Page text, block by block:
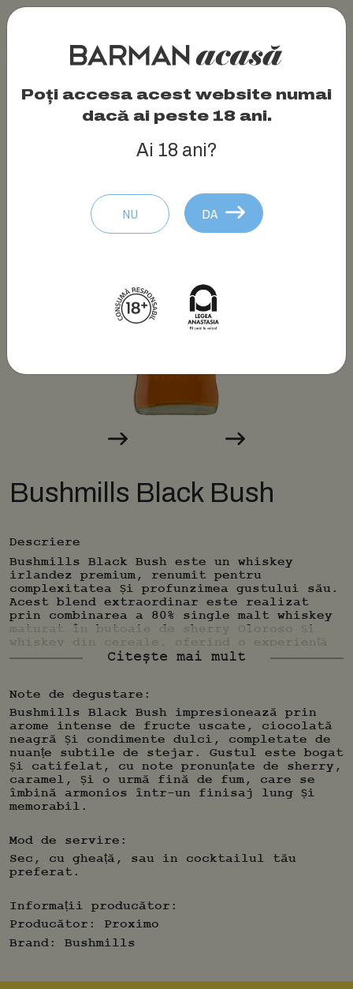
Poți accesa acest website numai
dacă ai peste 18 ani.
Ai 18 ani?
NU DA
Bushmills Black Bush
Descriere
Bushmills Black Bush este un whiskey
irlandez premium, renumit pentru
complexitatea și profunzimea gustului său.
Acest blend extraordinar este realizat
prin combinarea a 80% single malt whiskey
maturat în butoaie de sherry Oloroso și
gustativă bogată și sofisticată.
Citește mai mult
Note de degustare:
Bushmills Black Bush impresionează prin
arome intense de fructe uscate, ciocolată
neagră și condimente dulci, completate de
nuanțe subtile de stejar. Gustul este bogat
și catifelat, cu note pronunțate de sherry,
caramel, și o urmă fină de fum, care se
îmbină armonios într-un finisaj lung și
memorabil.
Mod de servire:
Sec, cu gheață, sau in cocktailul tău
preferat.
Informații producător:
Producător:
Proximo
Brand:
Bushmills